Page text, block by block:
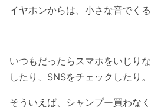
イヤホンからは、小さな音でくる
いつもだったらスマホをいじり
したり、SNSをチェックしたり。
そういえば、シャンプー買わな